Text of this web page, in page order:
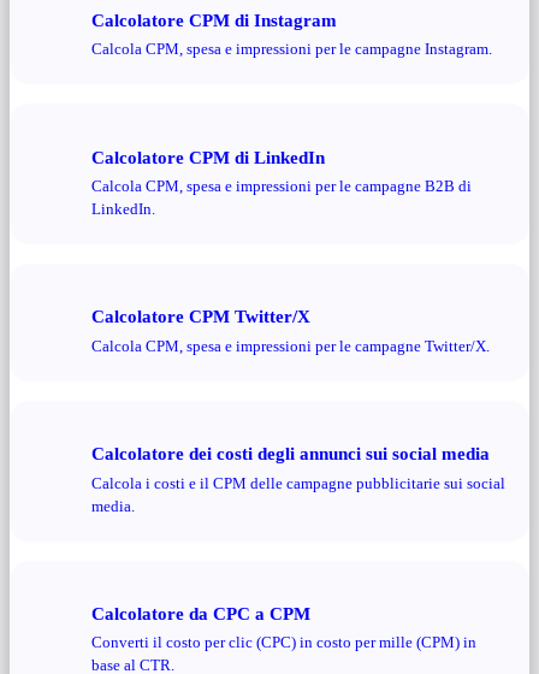
Calcolatore CPM di Instagram
Calcola CPM, spesa e impressioni per le campagne Instagram.
Calcolatore CPM di LinkedIn
Calcola CPM, spesa e impressioni per le campagne B2B di
LinkedIn.
Calcolatore CPM Twitter/X
Calcola CPM, spesa e impressioni per le campagne Twitter/X.
Calcolatore dei costi degli annunci sui social media
Calcola i costi e il CPM delle campagne pubblicitarie sui social
media.
Calcolatore da CPC a CPM
Converti il ​​costo per clic (CPC) in costo per mille (CPM) in
base al CTR.